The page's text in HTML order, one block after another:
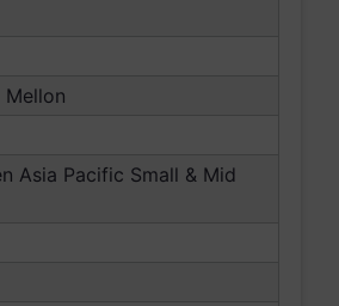
Asia Pacific Small & Mid